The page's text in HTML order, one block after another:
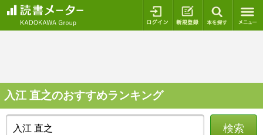
ログイン 新規登録
入江 直之のおすすめランキング
検索